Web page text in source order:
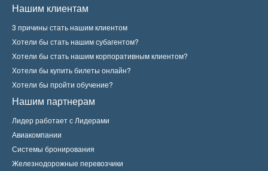
Нашим клиентам
3 причины стать нашим клиентом
Хотели бы стать нашим субагентом?
Хотели бы стать нашим корпоративным клиентом?
Хотели бы купить билеты онлайн?
Хотели бы пройти обучение?
Нашим партнерам
Лидер работает с Лидерами
Авиакомпании
Системы бронирования
Железнодорожные перевозчики